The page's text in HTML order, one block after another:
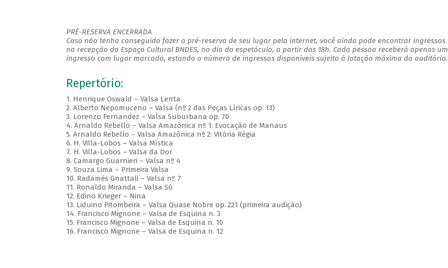
PRÉ-RESERVA ENCERRADA
Caso não tenha conseguido fazer a pré-reserva de seu lugar pela internet, você ainda pode encontrar ingressos
na recepção do Espaço Cultural BNDES, no dia do espetáculo, a partir das 18h. Cada pessoa receberá apenas um
ingresso com lugar marcado, estando o número de ingressos disponíveis sujeito à lotação máxima do auditório.
Repertório:
1. Henrique Oswald – Valsa Lenta
2. Alberto Nepomuceno – Valsa (nº 2 das Peças Líricas op. 13)
3. Lorenzo Fernandez – Valsa Suburbana op. 70
4. Arnaldo Rebello – Valsa Amazônica nº 1: Evocação de Manaus
5. Arnaldo Rebello – Valsa Amazônica nº 2: Vitória Régia
6. H. Villa-Lobos – Valsa Mística
7. H. Villa-Lobos – Valsa da Dor
8. Camargo Guarnieri – Valsa nº 4
9. Souza Lima – Primeira Valsa
10. Radamés Gnattali – Valsa nº 7
11. Ronaldo Miranda – Valsa Só
12. Edino Krieger – Nina
13. Liduino Pitombeira – Valsa Quase Nobre op. 221 (primeira audição)
14. Francisco Mignone – Valsa de Esquina n. 3
15. Francisco Mignone – Valsa de Esquina n. 10
16. Francisco Mignone – Valsa de Esquina n. 12